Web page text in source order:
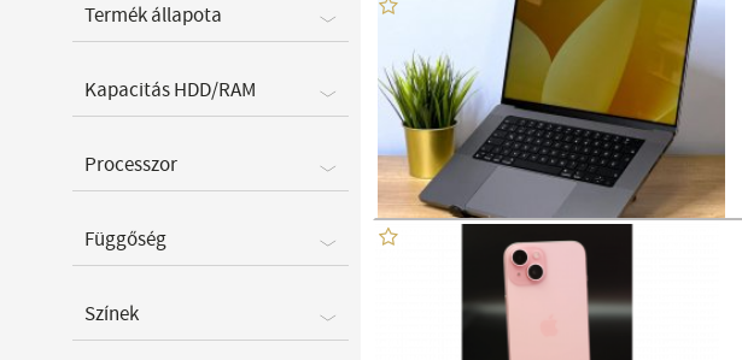
Termék állapota
Kapacitás HDD/RAM
Processzor
Függőség
Színek